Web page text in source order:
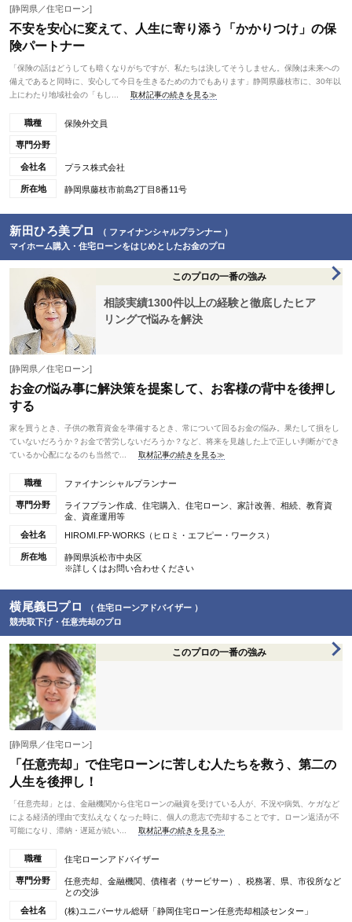
[静岡県／住宅ローン]
不安を安心に変えて、人生に寄り添う「かかりつけ」の保
険パートナー
「保険の話はどうしても暗くなりがちですが、私たちは決してそうしません。保険は未来への
備えであると同時に、安心して今日を生きるための力でもあります」静岡県藤枝市に、30年以
上にわたり地域社会の「もし...
取材記事の続きを見る≫
職種 保険外交員
専門分野
会社名 プラス株式会社
所在地 静岡県藤枝市前島2丁目8番11号
新田ひろ美プロ
（ ファイナンシャルプランナー ）
マイホーム購入・住宅ローンをはじめとしたお金のプロ
このプロの一番の強み
相談実績1300件以上の経験と徹底したヒア
リングで悩みを解決
[静岡県／住宅ローン]
お金の悩み事に解決策を提案して、お客様の背中を後押し
する
家を買うとき、子供の教育資金を準備するとき、常について回るお金の悩み。果たして損をし
ていないだろうか？お金で苦労しないだろうか？など、将来を見越した上で正しい判断ができ
ているか心配になるのも当然で...
取材記事の続きを見る≫
職種 ファイナンシャルプランナー
専門分野
ライフプラン作成、住宅購入、住宅ローン、家計改善、相続、教育資
金、資産運用等
会社名
HIROMI.FP-WORKS（ヒロミ・エフピー・ワークス）
所在地
静岡県浜松市中央区
※詳しくはお問い合わせください
横尾義巳プロ
（ 住宅ローンアドバイザー ）
競売取下げ・任意売却のプロ
このプロの一番の強み
[静岡県／住宅ローン]
「任意売却」で住宅ローンに苦しむ人たちを救う、第二の
人生を後押し！
「任意売却」とは、金融機関から住宅ローンの融資を受けている人が、不況や病気、ケガなど
による経済的理由で支払えなくなった時に、個人の意志で売却することです。ローン返済が不
可能になり、滞納・遅延が続い...
取材記事の続きを見る≫
職種 住宅ローンアドバイザー
専門分野
任意売却、金融機関、債権者（サービサー）、税務署、県、市役所など
との交渉
会社名
(株)ユニバーサル総研「静岡住宅ローン任意売却相談センター」